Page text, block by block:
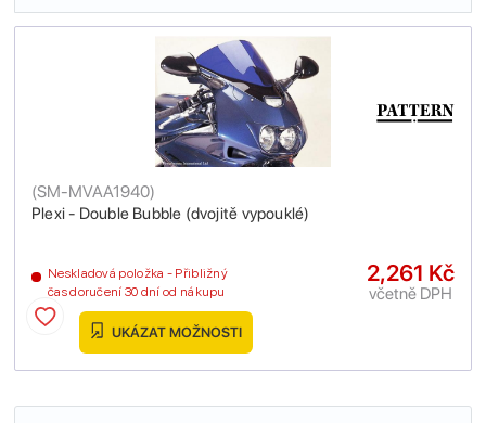
Plexi - Double Bubble (dvojitě vypouklé)
(SM-MVAA1940)
Neskladová položka - Přibližný
čas doručení 30 dní od nákupu
2,261 Kč
včetně DPH
UKÁZAT MOŽNOSTI